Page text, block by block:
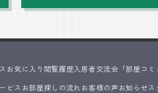
お気に入り 閲覧履歴入居者交流会「部屋コミ
ビス お部屋探しの流れ お客様の声お知らせス